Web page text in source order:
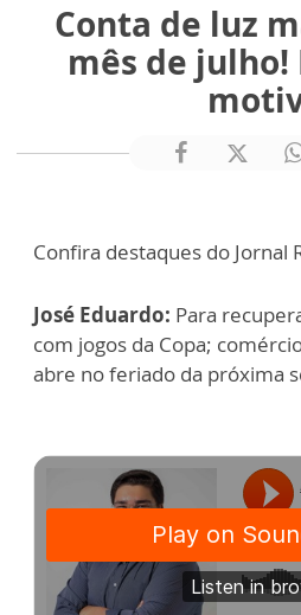
Conta de luz
mês de julho!
Confira destaques do Jornal
José Eduardo: Para
com jogos da Copa;
abre no feriado da próxima